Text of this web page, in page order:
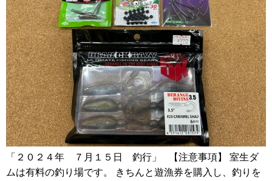
「２０２４年 ７月１５日 釣行」 【注意事項】 室生ダ
ムは有料の釣り場です。 きちんと遊漁券を購入し、釣りを